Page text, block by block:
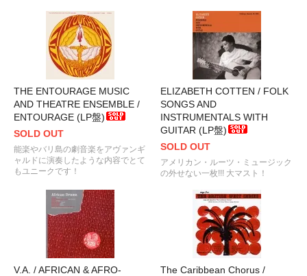
THE ENTOURAGE MUSIC
AND THEATRE ENSEMBLE /
ENTOURAGE (LP盤)
SOLD OUT
能楽やバリ島の劇音楽をアヴァンギ
ャルドに演奏したような内容でとて
もユニークです！
ELIZABETH COTTEN / FOLK
SONGS AND
INSTRUMENTALS WITH
GUITAR (LP盤)
SOLD OUT
アメリカン・ルーツ・ミュージック
の外せない一枚!!! 大マスト！
V.A. / AFRICAN & AFRO-
The Caribbean Chorus /